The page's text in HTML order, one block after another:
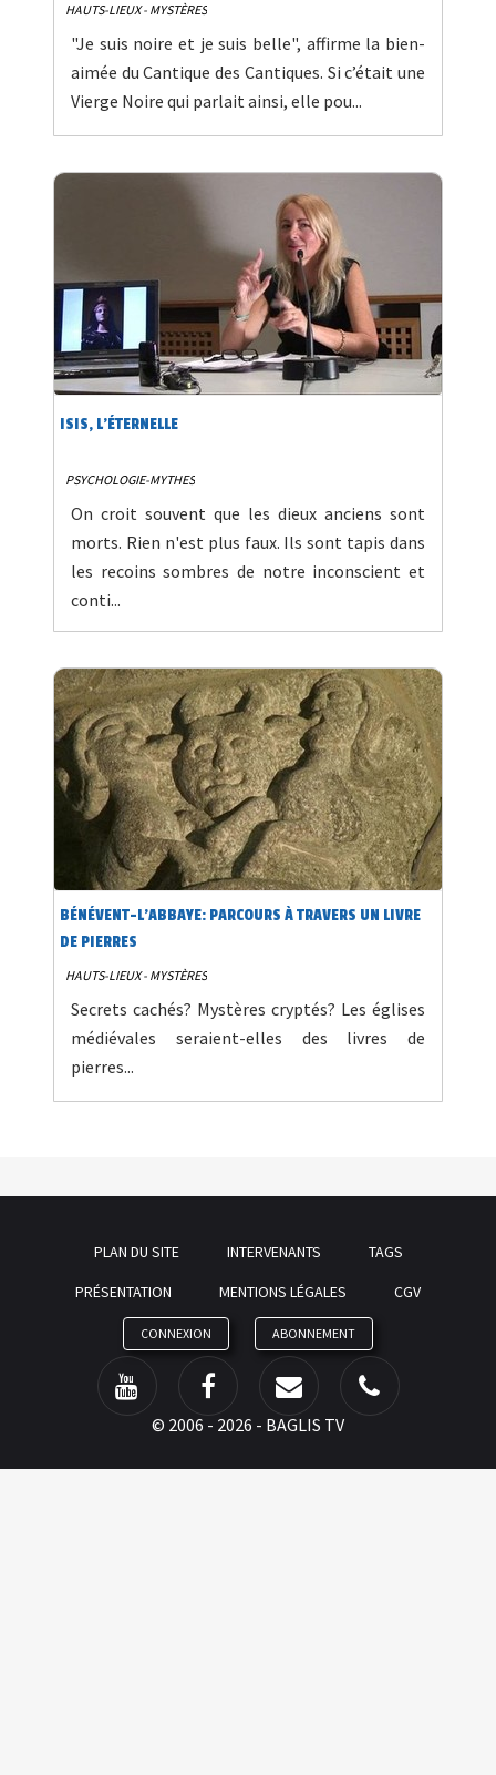
HAUTS-LIEUX - MYSTÈRES
"Je suis noire et je suis belle", affirme la bien-
aimée du Cantique des Cantiques. Si c’était une
Vierge Noire qui parlait ainsi, elle pou...
ISIS, L'ÉTERNELLE
PSYCHOLOGIE-MYTHES
On croit souvent que les dieux anciens sont
morts. Rien n'est plus faux. Ils sont tapis dans
les recoins sombres de notre inconscient et
conti...
BÉNÉVENT-L'ABBAYE: PARCOURS À TRAVERS UN LIVRE
DE PIERRES
HAUTS-LIEUX - MYSTÈRES
Secrets cachés? Mystères cryptés? Les églises
médiévales seraient-elles des livres de
pierres...
PLAN DU SITE INTERVENANTS
TAGS
PRÉSENTATION
MENTIONS LÉGALES CGV
CONNEXION ABONNEMENT
© 2006 - 2026 - BAGLIS TV